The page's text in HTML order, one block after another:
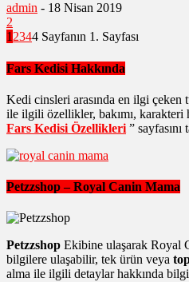
admin - 18 Nisan 2019
2
1 2344 Sayfanın 1. Sayfası
Fars Kedisi Hakkında
Kedi cinsleri arasında en ilgi
ile ilgili özellikler, bakımı, karakteri
Fars Kedisi Özellikleri ”
Petzzshop – Royal Canin Mama
Petzzshop Ekibine ulaşarak Royal
bilgilere ulaşabilir, tek ürün veya
alma ile ilgili detaylar hakkında